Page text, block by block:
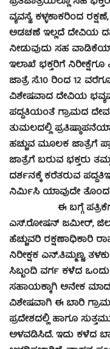
ವ್ಯವಸ್ಥೆ, ಕಳ್ಳಕಾಕರಿಂದ
ಅಡಚಣೆ ಇಲ್ಲದೆ ದೇವಿಯ
ನೀಡುವುದು ಸಹ
ಇಲಾಖೆ ಭಕ್ತರಿಗೆ
ಜಾತ್ರೆ ಸೆ.10 ರಿಂದ 12
ವಿಶೇಷವಾದ ದೇವಿಯ
ಪದ್ದತಿಯಂತೆ ಗ್ರಾಮದ
ತುಮಲದಲ್ಲಿ
ಹಚ್ಚುವ ಮೂಲಕ ಜಾತ್ರೆಗೆ
ಜಾತ್ರೆಗೆ ಬರುವ ಭಕ್ತರು
ದರ್ಶನಕ್ಕೆ ಕರೆತರುವ
ನಿರ್ಮಿಸಿ ಯಾವುದೇ
ಈ ಬಗ್ಗೆ ಪತ್ರಿಕೆಗೆ
ಎಸ್.ರೋಷನ್ ಜಮೀರ್,
ಹೆಚ್ಚುವರಿ ರಕ್ಷಣಾಧಿಕಾರಿ
ನಿರೀಕ್ಷಕ ಎನ್.ತಿಮ್ಮಣ್ಣ,
ಸಿಬ್ಬಂದಿ ವರ್ಗ ಕಳೆದ
ಸಹಾಯಕ್ಕಾಗಿ ಅನೇಕ
ವಿಶೇಷವಾಗಿ ಈ ಬಾರಿ
ಪ್ರದೇಶದಲ್ಲಿ ಹಾಗೂ
ಅಳವಡಿಸಿದೆ. ಇದು ಕಳೆದ